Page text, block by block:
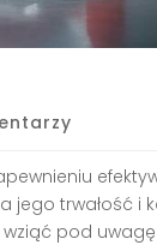
jego trwałość i
pod